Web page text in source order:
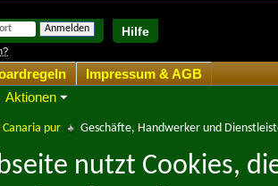
Hilfe
Aktionen
Impressum & AGB
Canaria pur Geschäfte, Handwerker und
nutzt Cookies,